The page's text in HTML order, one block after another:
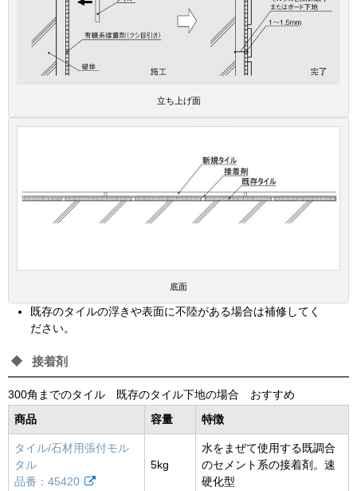
立ち上げ面
底面
既存のタイルの浮きや表面に不陸がある場合は補修してく
ださい。
接着剤
300角までのタイル 既存のタイル下地の場合 おすすめ
商品 容量 特徴
タイル/石材用張付モル
タル
品番：45420
5kg
水をまぜて使用する既調合
のセメント系の接着剤。速
硬化型